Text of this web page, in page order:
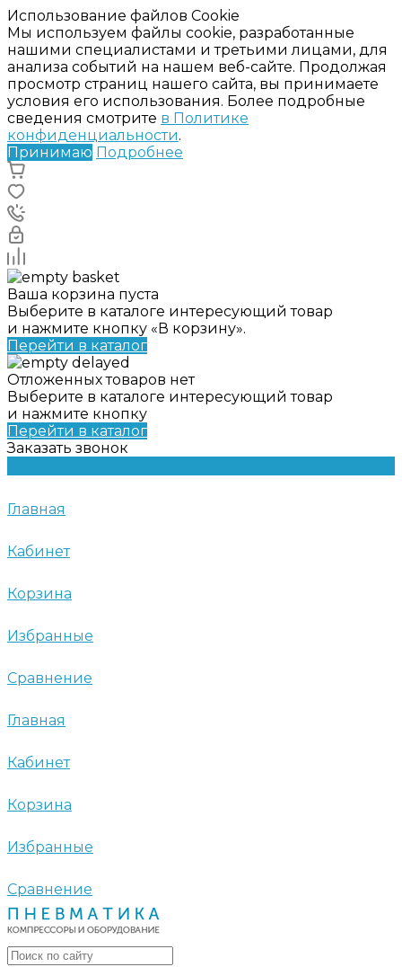
Использование файлов Cookie
Мы используем файлы cookie, разработанные
нашими специалистами и третьими лицами, для
анализа событий на нашем веб-сайте. Продолжая
просмотр страниц нашего сайта, вы принимаете
условия его использования. Более подробные
сведения смотрите в Политике
конфиденциальности.
Принимаю Подробнее
Ваша корзина пуста
Выберите в каталоге интересующий товар
и нажмите кнопку «В корзину».
Перейти в каталог
Отложенных товаров нет
Выберите в каталоге интересующий товар
и нажмите кнопку
Перейти в каталог
Заказать звонок
Главная
Кабинет
Корзина
Избранные
Сравнение
Главная
Кабинет
Корзина
Избранные
Сравнение